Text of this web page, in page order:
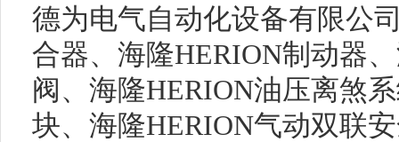
德为电气自动化设备有限公
合器、海隆HERION制动器
阀、海隆HERION油压离煞
块、海隆HERION气动双联